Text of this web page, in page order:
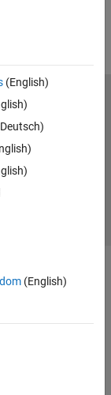
(English)
(English)